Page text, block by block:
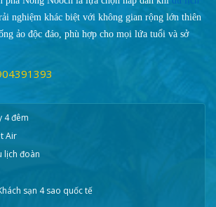
nghiệm khác biệt với không gian rộng lớn thiên
ảo độc đáo, phù hợp cho mọi lứa tuổi và sở
4 đêm
Air
lịch đoàn
sạn 4 sao quốc tế